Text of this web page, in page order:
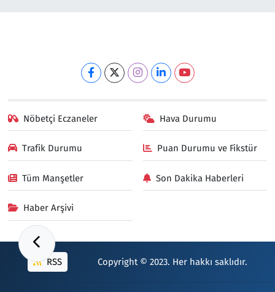
Nöbetçi Eczaneler Hava Durumu
Trafik Durumu Puan Durumu ve Fikstür
Tüm Manşetler Son Dakika Haberleri
Haber Arşivi
RSS Copyright © 2023. Her hakkı saklıdır.